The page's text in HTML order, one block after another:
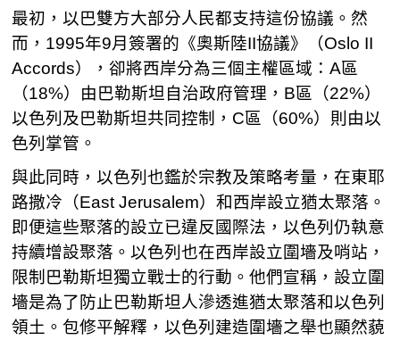
最初，以巴雙方大部分人民都支持這份協議。然
而，1995年9月簽署的《奧斯陸II協議》（Oslo II
Accords），卻將西岸分為三個主權區域：A區
（18%）由巴勒斯坦自治政府管理，B區（22%）
以色列及巴勒斯坦共同控制，C區（60%）則由以
色列掌管。
與此同時，以色列也鑑於宗教及策略考量，在東耶
路撒冷（East Jerusalem）和西岸設立猶太聚落。
即便這些聚落的設立已違反國際法，以色列仍執意
持續增設聚落。以色列也在西岸設立圍墻及哨站，
限制巴勒斯坦獨立戰士的行動。他們宣稱，設立圍
墻是為了防止巴勒斯坦人滲透進猶太聚落和以色列
領土。包修平解釋，以色列建造圍墻之舉也顯然藐